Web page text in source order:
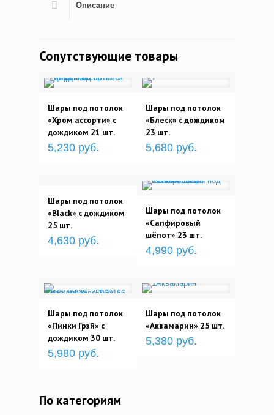
Описание
Сопутствующие товары
Шары под потолок
«Хром ассорти» с
дождиком 21 шт.
5,230 руб.
Шары под потолок
«Блеск» с дождиком
23 шт.
5,680 руб.
Шары под потолок
«Black» с дождиком
25 шт.
4,630 руб.
Шары под потолок
«Сапфировый
шёпот» 23 шт.
4,990 руб.
Шары под потолок
«Пинки Грэй» с
дождиком 30 шт.
5,980 руб.
Шары под потолок
«Аквамарин» 25 шт.
5,380 руб.
По категориям